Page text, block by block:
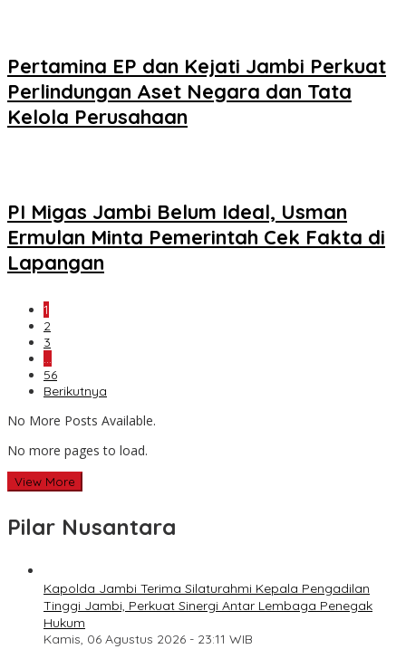
Pertamina EP dan Kejati Jambi Perkuat
Perlindungan Aset Negara dan Tata
Kelola Perusahaan
PI Migas Jambi Belum Ideal, Usman
Ermulan Minta Pemerintah Cek Fakta di
Lapangan
1
2
3
…
56
Berikutnya
No More Posts Available.
No more pages to load.
View More
Pilar Nusantara
Kapolda Jambi Terima Silaturahmi Kepala Pengadilan
Tinggi Jambi, Perkuat Sinergi Antar Lembaga Penegak
Hukum
Kamis, 06 Agustus 2026 - 23:11 WIB